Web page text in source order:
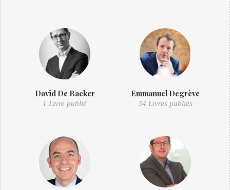
David De Backer
1 Livre publié
Emmanuel Degrève
34 Livres publiés